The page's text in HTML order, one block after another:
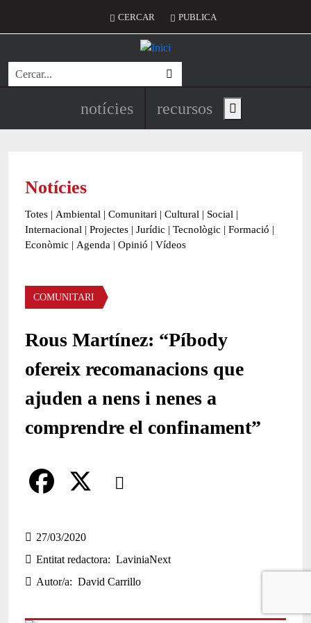
Menú del compte d'usuari
CERCAR PUBLICA
Cerca
Navegació principal de
notícies recursos Show main menu
Notícies
Totes | Ambiental | Comunitari | Cultural | Social |
Internacional | Projectes | Jurídic | Tecnològic | Formació |
Econòmic | Agenda | Opinió | Vídeos
Àmbit de la notícia
COMUNITARI
Rous Martínez: “Píbody
ofereix recomanacions que
ajuden a nens i nenes a
comprendre el confinament”
Comparteix
a
c
e
27/03/2020
Entitat redactora
LaviniaNext
Autor/a
David Carrillo